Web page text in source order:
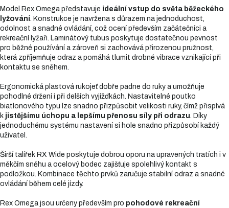
Model Rex Omega představuje ideální vstup do světa běžeckého
lyžování. Konstrukce je navržena s důrazem na jednoduchost,
odolnost a snadné ovládání, což ocení především začátečníci a
rekreační lyžaři. Laminátový tubus poskytuje dostatečnou pevnost
pro běžné používání a zároveň si zachovává přirozenou pružnost,
která zpříjemňuje odraz a pomáhá tlumit drobné vibrace vznikající při
kontaktu se sněhem.
Ergonomická plastová rukojeť dobře padne do ruky a umožňuje
pohodlné držení i při delších vyjížďkách. Nastavitelné poutko
biatlonového typu lze snadno přizpůsobit velikosti ruky, čímž přispívá
k jistějšímu úchopu a lepšímu přenosu síly při odrazu. Díky
jednoduchému systému nastavení si hole snadno přizpůsobí každý
uživatel.
Širší talířek RX Wide poskytuje dobrou oporu na upravených tratích i v
měkčím sněhu a ocelový bodec zajišťuje spolehlivý kontakt s
podložkou. Kombinace těchto prvků zaručuje stabilní odraz a snadné
ovládání během celé jízdy.
Rex Omega jsou určeny především pro pohodové rekreační